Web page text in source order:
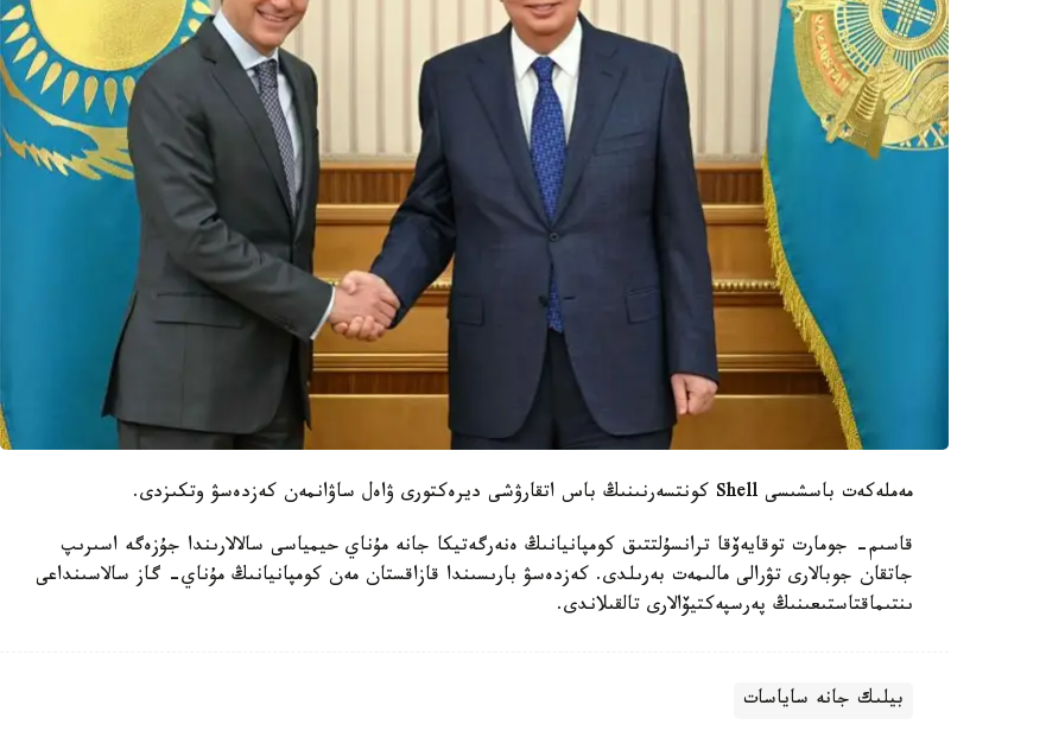
مەملەكەت باسشىسى Shell كونتسەرنىنىڭ باس اتقارۋشى ديرەكتورى ۋاەل ساۋانمەن كەزدەسۋ وتكىزدى.
قاسىم- جومارت توقايەۆقا ترانسۇلتتىق كومپانيانىڭ ەنەرگەتيكا جانە مۇناي حيمياسى سالالارىندا جۇزەگە اسىرىپ
جاتقان جوبالارى تۋرالى مالىمەت بەرىلدى. كەزدەسۋ بارىسىندا قازاقستان مەن كومپانيانىڭ مۇناي- گاز سالاسىنداعى
ىنتىماقتاستىعىنىڭ پەرسپەكتيۆالارى تالقىلاندى.
بيلىك جانە ساياسات